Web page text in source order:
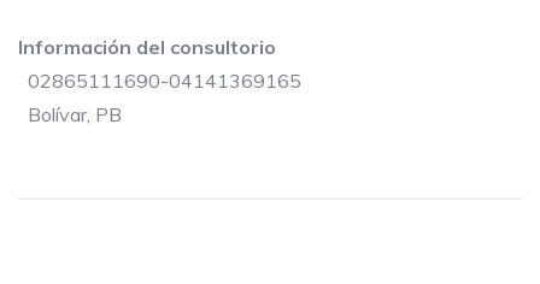
Información del consultorio
02865111690-04141369165
Bolívar, PB